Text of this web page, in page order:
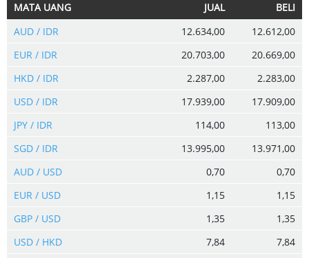
MATA UANG JUAL
BELI
AUD / IDR
12.634,00
12.612,00
EUR / IDR
20.703,00
20.669,00
HKD / IDR
2.287,00
2.283,00
USD / IDR
17.939,00
17.909,00
JPY / IDR
114,00
113,00
SGD / IDR
13.995,00
13.971,00
AUD / USD
0,70
0,70
EUR / USD
1,15
1,15
GBP / USD
1,35
1,35
USD / HKD
7,84
7,84